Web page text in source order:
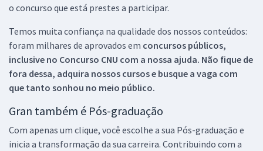
o concurso que está prestes a participar.
Temos muita confiança na qualidade dos nossos conteúdos:
foram milhares de aprovados em concursos públicos,
inclusive no Concurso CNU com a nossa ajuda. Não fique de
fora dessa, adquira nossos cursos e busque a vaga com
que tanto sonhou no meio público.
Gran também é Pós-graduação
Com apenas um clique, você escolhe a sua Pós-graduação e
inicia a transformação da sua carreira. Contribuindo com a